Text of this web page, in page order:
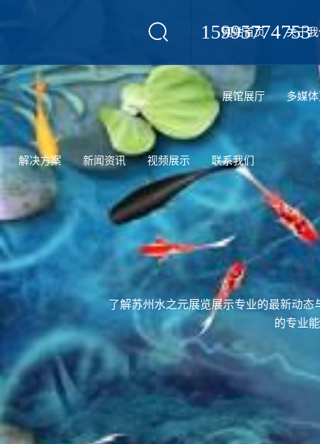
15995774753
网站首页 关于
展馆展厅 多媒
解决方案 新闻资讯 视频展示 联系我们
了解苏州水之元展览展示专业的最新动
的专业